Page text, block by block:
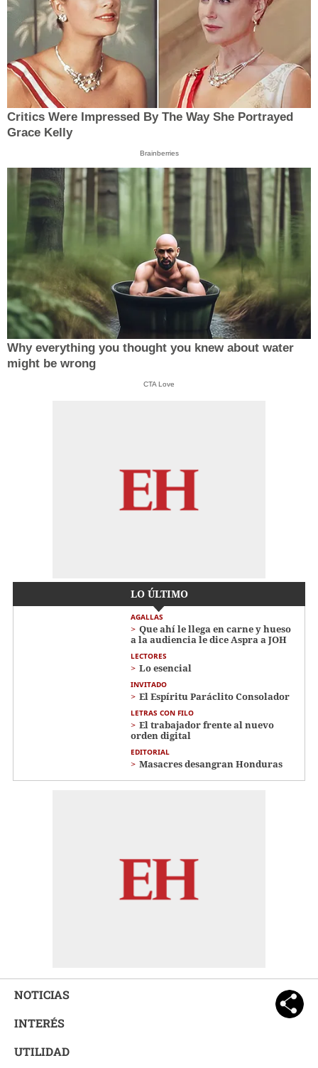
Critics Were Impressed By The Way She Portrayed
Grace Kelly
Brainberries
Why everything you thought you knew about water
might be wrong
CTA Love
LO ÚLTIMO
AGALLAS
Que ahí le llega en carne y hueso
a la audiencia le dice Aspra a JOH
LECTORES
Lo esencial
INVITADO
El Espíritu Paráclito Consolador
LETRAS CON FILO
El trabajador frente al nuevo
orden digital
EDITORIAL
Masacres desangran Honduras
NOTICIAS
INTERÉS
UTILIDAD